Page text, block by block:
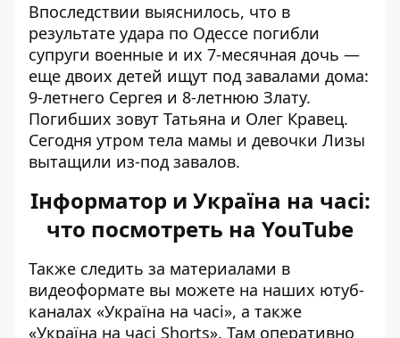
Впоследствии выяснилось, что в
результате удара по Одессе погибли
супруги военные и их 7-месячная дочь —
еще двоих детей ищут под завалами дома:
9-летнего Сергея и 8-летнюю Злату.
Погибших зовут Татьяна и Олег Кравец.
Сегодня утром тела мамы и девочки Лизы
вытащили из-под завалов.
Інформатор и Україна на часі:
что посмотреть на YouTube
Также следить за материалами в
видеоформате вы можете на наших ютуб-
каналах «Україна на часі», а также
«Україна на часі Shorts». Там оперативно